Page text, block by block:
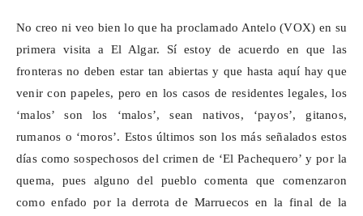
No creo ni veo bien lo que ha proclamado Antelo (VOX) en su
primera visita a El Algar. Sí estoy de acuerdo en que las
fronteras no deben estar tan abiertas y que hasta aquí hay que
venir con papeles, pero en los casos de residentes legales, los
‘malos’ son los ‘malos’, sean nativos, ‘payos’, gitanos,
rumanos o ‘moros’. Estos últimos son los más señalados estos
días como sospechosos del crimen de ‘ElPachequero’ y por la
quema, pues alguno del pueblo comenta que comenzaron
como enfado por la derrota de Marruecos en la final de la